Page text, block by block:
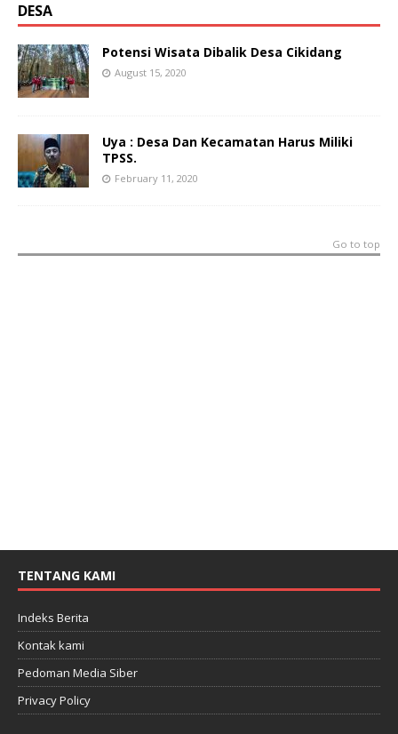
DESA
Potensi Wisata Dibalik Desa Cikidang
August 15, 2020
Uya : Desa Dan Kecamatan Harus Miliki
TPSS.
February 11, 2020
Go to top
TENTANG KAMI
Indeks Berita
Kontak kami
Pedoman Media Siber
Privacy Policy